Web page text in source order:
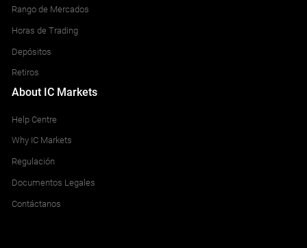
Rango de Mercados
Horas de Trading
Depósitos
Retiros
About IC Markets
Help Centre
Why IC Markets
Regulación
Documentos Legales
Contáctanos